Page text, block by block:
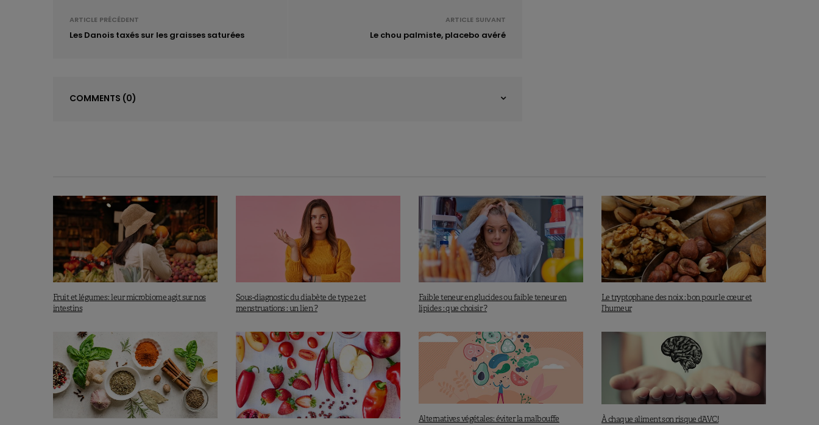
ARTICLE PRÉCÉDENT
Les Danois taxés sur les graisses saturées
ARTICLE SUIVANT
Le chou palmiste, placebo avéré
COMMENTS (0)
Fruit et légumes : leur microbiome agit sur nos
intestins
Sous-diagnostic du diabète de type 2 et
menstruations : un lien ?
Faible teneur en glucides ou faible teneur en
lipides : que choisir ?
Le tryptophane des noix : bon pour le cœur et
l’humeur
Alternatives végétales: éviter la malbouffe À chaque aliment son risque d’AVC!